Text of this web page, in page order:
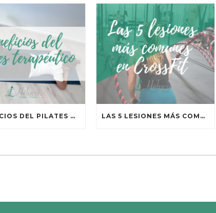
BENEFICIOS DEL PILATES TERAPÉUTICO LAS 5 LESIONES MÁS COMUNES EN CROSSFIT